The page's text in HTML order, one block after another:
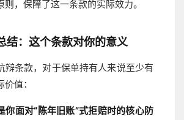
则，保障了这一条款的实际效力。
结：这个条款对你的意义
辩条款，对于保单持有人来说至少有
值：
你面对“陈年旧账”式拒赔时的核心防